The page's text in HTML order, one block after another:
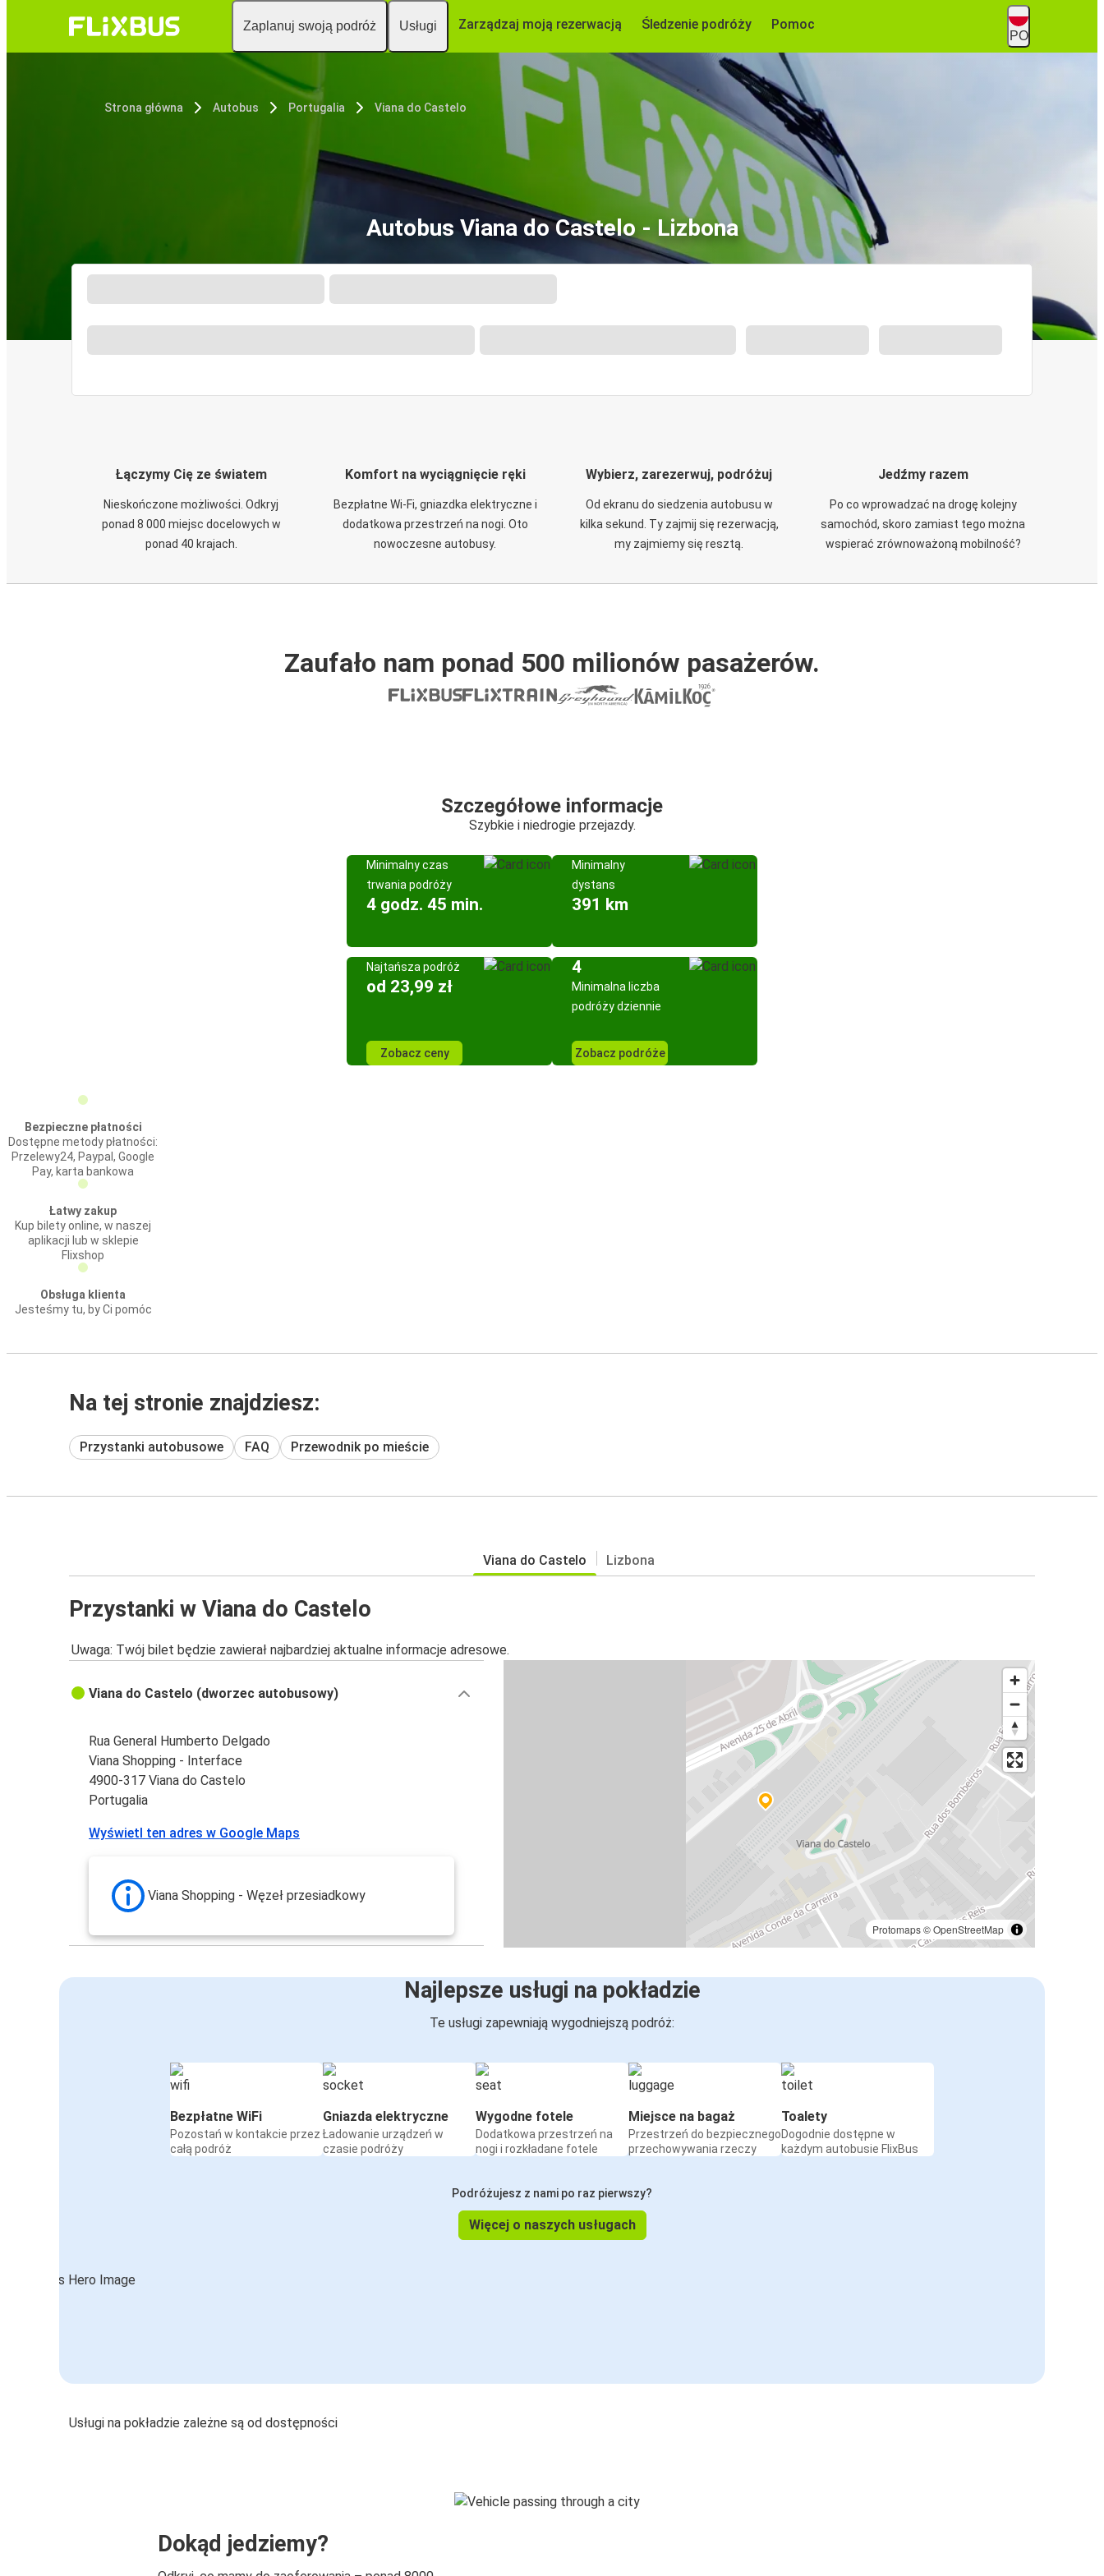
Zaplanuj swoją podróż Usługi Zarządzaj moją rezerwacją Śledzenie podróży Pomoc
PO
Strona główna Autobus Portugalia Viana do Castelo
Autobus Viana do Castelo - Lizbona
Łączymy Cię ze światem
Nieskończone możliwości. Odkryj
ponad 8 000 miejsc docelowych w
ponad 40 krajach.
Komfort na wyciągnięcie ręki
Bezpłatne Wi-Fi, gniazdka elektryczne i
dodatkowa przestrzeń na nogi. Oto
nowoczesne autobusy.
Wybierz, zarezerwuj, podróżuj
Od ekranu do siedzenia autobusu w
kilka sekund. Ty zajmij się rezerwacją,
my zajmiemy się resztą.
Jedźmy razem
Po co wprowadzać na drogę kolejny
samochód, skoro zamiast tego można
wspierać zrównoważoną mobilność?
Zaufało nam ponad 500 milionów pasażerów.
Szczegółowe informacje
Szybkie i niedrogie przejazdy.
Minimalny czas
trwania podróży
4 godz. 45 min.
Minimalny
dystans
391 km
Najtańsza podróż
od 23,99 zł
Zobacz ceny
4
Minimalna liczba
podróży dziennie
Zobacz podróże
Bezpieczne płatności
Dostępne metody płatności:
Przelewy24, Paypal, Google
Pay, karta bankowa
Łatwy zakup
Kup bilety online, w naszej
aplikacji lub w sklepie
Flixshop
Obsługa klienta
Jesteśmy tu, by Ci pomóc
Na tej stronie znajdziesz:
Przystanki autobusowe FAQ Przewodnik po mieście
Viana do Castelo Lizbona
Przystanki w Viana do Castelo
Uwaga: Twój bilet będzie zawierał najbardziej aktualne informacje adresowe.
Protomaps©OpenStreetMap
Viana do Castelo (dworzec autobusowy)
Rua General Humberto Delgado
Viana Shopping - Interface
4900-317 Viana do Castelo
Portugalia
Wyświetl ten adres w Google Maps
Viana Shopping - Węzeł przesiadkowy
Najlepsze usługi na pokładzie
Te usługi zapewniają wygodniejszą podróż:
Bezpłatne WiFi
Pozostań w kontakcie przez
całą podróż
Gniazda elektryczne
Ładowanie urządzeń w
czasie podróży
Wygodne fotele
Dodatkowa przestrzeń na
nogi i rozkładane fotele
Miejsce na bagaż
Przestrzeń do bezpiecznego
przechowywania rzeczy
Toalety
Dogodnie dostępne w
każdym autobusie FlixBus
Podróżujesz z nami po raz pierwszy?
Więcej o naszych usługach
Usługi na pokładzie zależne są od dostępności
Dokąd jedziemy?